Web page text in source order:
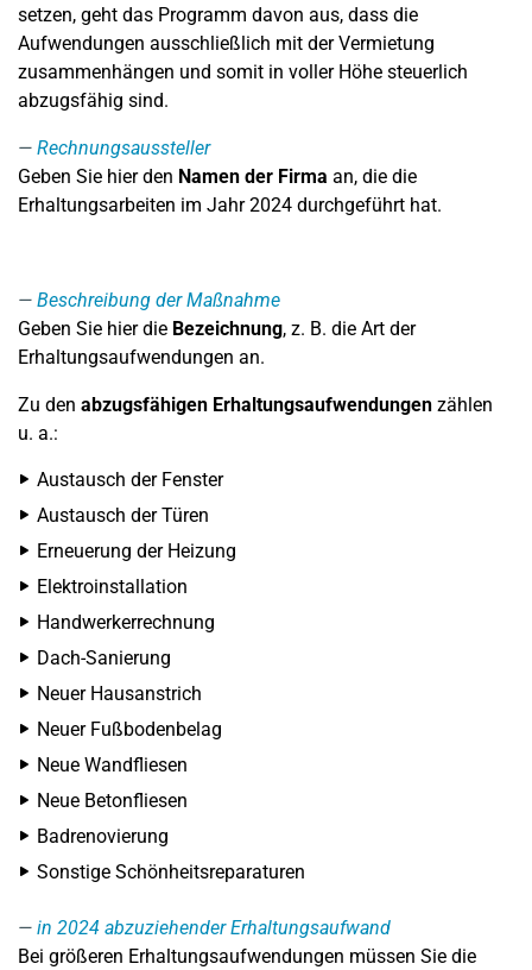
setzen, geht das Programm davon aus, dass die
Aufwendungen ausschließlich mit der Vermietung
zusammenhängen und somit in voller Höhe steuerlich
abzugsfähig sind.
Rechnungsaussteller
Geben Sie hier den Namen der Firma an, die die
Erhaltungsarbeiten im Jahr 2024 durchgeführt hat.
Beschreibung der Maßnahme
Geben Sie hier die Bezeichnung, z. B. die Art der
Erhaltungsaufwendungen an.
Zu den abzugsfähigen Erhaltungsaufwendungen zählen
u. a.:
Austausch der Fenster
Austausch der Türen
Erneuerung der Heizung
Elektroinstallation
Handwerkerrechnung
Dach-Sanierung
Neuer Hausanstrich
Neuer Fußbodenbelag
Neue Wandfliesen
Neue Betonfliesen
Badrenovierung
Sonstige Schönheitsreparaturen
in 2024 abzuziehender Erhaltungsaufwand
Bei größeren Erhaltungsaufwendungen müssen Sie die